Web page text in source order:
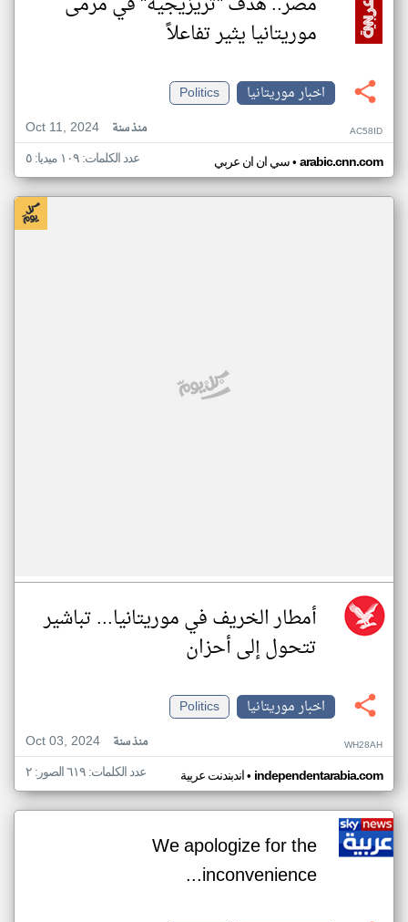
موريتانيا يثير تفاعلاً
اخبار موريتانيا
Politics
Oct 11, 2024
منذ سنة AC58ID
سي ان ان عربي• arabic.cnn.com عدد الكلمات: ١٠٩ ميديا: ٥
أمطار الخريف في موريتانيا... تباشير
تتحول إلى أحزان
اخبار موريتانيا
Politics
Oct 03, 2024
منذ سنة WH28AH
اندبندنت عربية• independentarabia.com عدد الكلمات: ٦١٩ الصور: ٢
We apologize for the
inconvenience...